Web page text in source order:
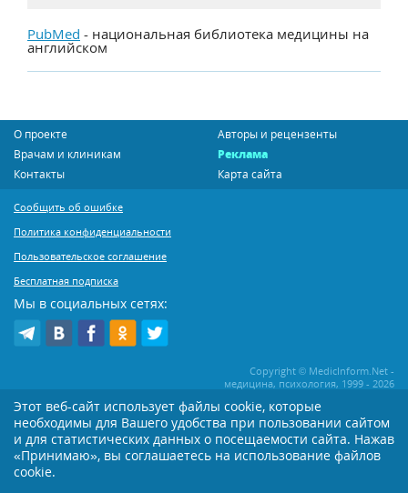
PubMed - национальная библиотека медицины на
английском
О проекте
Авторы и рецензенты
Врачам и клиникам
Реклама
Контакты
Карта сайта
Сообщить об ошибке
Политика конфиденциальности
Пользовательское соглашение
Бесплатная подписка
Мы в социальных сетях:
Copyright © MedicInform.Net -
медицина, психология, 1999 - 2026
Копирование или иное распространение статей нашего сайта строго
воспрещается. Копирование раздела "Новости" допускается при наличии
активной открытой для поисковиков ссылки на MedicInform.Net
Материалы на сайте представлены в справочных целях. Редакция не всегда
Этот веб-сайт использует файлы cookie, которые
необходимы для Вашего удобства при пользовании сайтом
и для статистических данных о посещаемости сайта. Нажав
«Принимаю», вы соглашаетесь на использование файлов
cookie.